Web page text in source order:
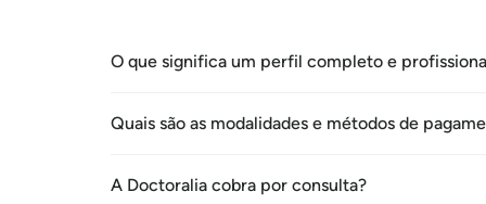
O que significa um perfil completo e
complete ao máximo o seu perfil, ative o serviço
chat.
Quais são as modalidades e métodos de
e oferecemos 2 opções de pagamento:
A Doctoralia cobra por consulta?